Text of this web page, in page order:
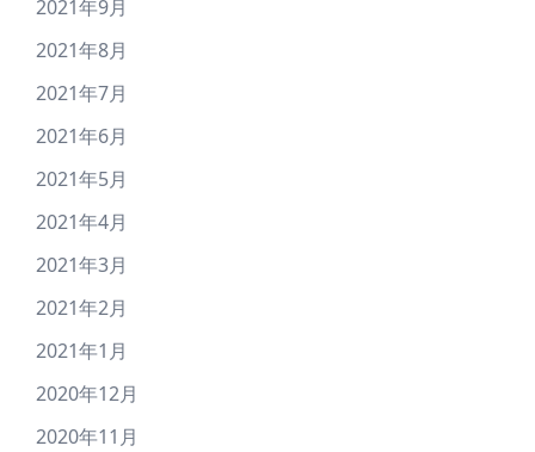
2021年9月
2021年8月
2021年7月
2021年6月
2021年5月
2021年4月
2021年3月
2021年2月
2021年1月
2020年12月
2020年11月